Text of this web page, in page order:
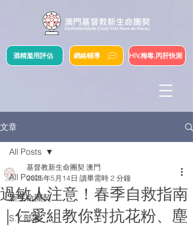
網絡輔導
酒精濫用評估 HIV,梅毒,丙肝快測
文章
All Posts
新生命團契
S.Y.部落
All Posts
過敏人注意！春季自救指南
｜仁愛組教你對抗花粉、塵
基督教新生命團契 澳門
2025年5月14日 讀畢需時 2 分鐘